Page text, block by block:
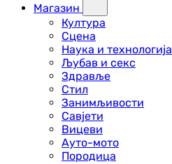
Магазин
Култура
Сцена
Наука и технологија
Љубав и секс
Здравље
Стил
Занимљивости
Савјети
Вицеви
Ауто-мото
Породица